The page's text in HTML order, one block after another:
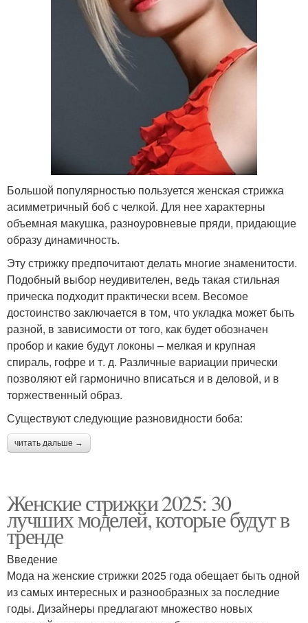
Большой популярностью пользуется женская стрижка
асимметричный боб с челкой. Для нее характерны
объемная макушка, разноуровневые пряди, придающие
образу динамичность.
Эту стрижку предпочитают делать многие знаменитости.
Подобный выбор неудивителен, ведь такая стильная
прическа подходит практически всем. Весомое
достоинство заключается в том, что укладка может быть
разной, в зависимости от того, как будет обозначен
пробор и какие будут локоны – мелкая и крупная
спираль, гофре и т. д. Различные вариации прически
позволяют ей гармонично вписаться и в деловой, и в
торжественный образ.
Существуют следующие разновидности боба:
читать дальше →
Женские стрижки 2025: 30
лучших моделей, которые будут в
тренде
Введение
Мода на женские стрижки 2025 года обещает быть одной
из самых интересных и разнообразных за последние
годы. Дизайнеры предлагают множество новых